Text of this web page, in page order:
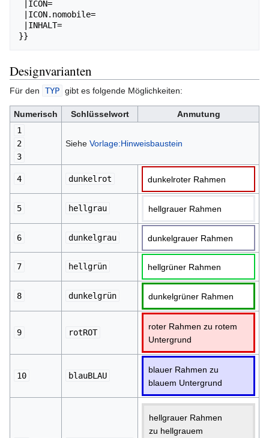
Designvarianten
Für den TYP gibt es folgende Möglichkeiten:
Numerisch Schlüsselwort
Anmutung
1
2
3
Siehe Vorlage:Hinweisbaustein
4 dunkelrot dunkelroter Rahmen
5 hellgrau hellgrauer Rahmen
6 dunkelgrau dunkelgrauer Rahmen
7 hellgrün hellgrüner Rahmen
8 dunkelgrün dunkelgrüner Rahmen
9 rotROT
roter Rahmen zu rotem
Untergrund
10 blauBLAU
blauer Rahmen zu
blauem Untergrund
hellgrauer Rahmen
zu hellgrauem